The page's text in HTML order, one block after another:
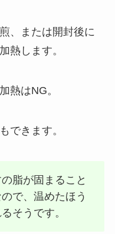
、または開封後に
熱します。
熱はNG。
できます。
脂が固まること
で、温めたほう
そうです。